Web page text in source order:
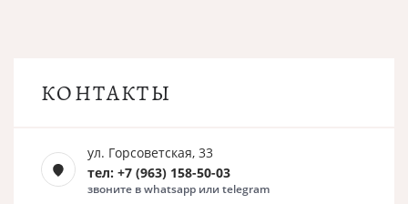
КОНТАКТЫ
ул. Горсоветская, 33
тел: +7 (963) 158-50-03
звоните в whatsapp или telegram